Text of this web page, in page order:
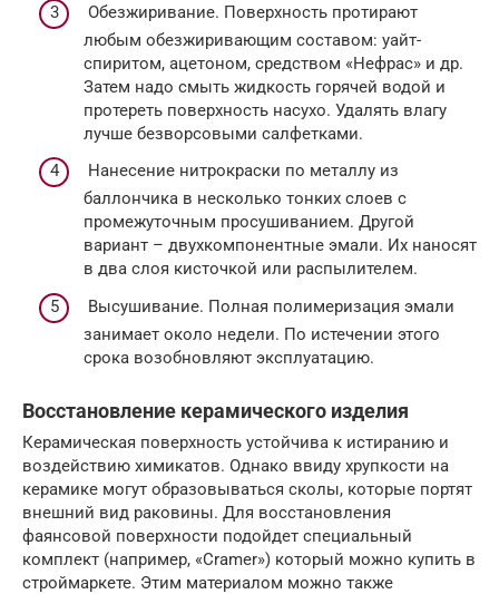
Обезжиривание. Поверхность протирают
любым обезжиривающим составом: уайт-
спиритом, ацетоном, средством «Нефрас» и др.
Затем надо смыть жидкость горячей водой и
протереть поверхность насухо. Удалять влагу
лучше безворсовыми салфетками.
Нанесение нитрокраски по металлу из
баллончика в несколько тонких слоев с
промежуточным просушиванием. Другой
вариант – двухкомпонентные эмали. Их наносят
в два слоя кисточкой или распылителем.
Высушивание. Полная полимеризация эмали
занимает около недели. По истечении этого
срока возобновляют эксплуатацию.
Восстановление керамического изделия
Керамическая поверхность устойчива к истиранию и
воздействию химикатов. Однако ввиду хрупкости на
керамике могут образовываться сколы, которые портят
внешний вид раковины. Для восстановления
фаянсовой поверхности подойдет специальный
комплект (например, «Cramer») который можно купить в
строймаркете. Этим материалом можно также